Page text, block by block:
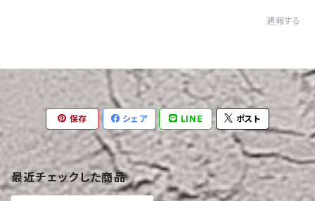
通報する
保存 シェア LINE ポスト
最近チェックした商品